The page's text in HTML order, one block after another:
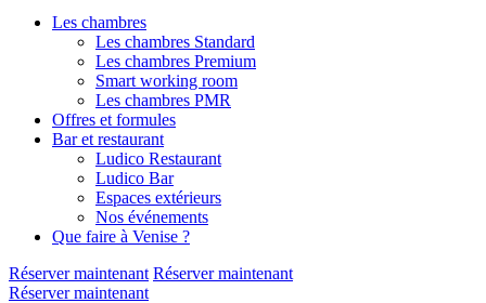
Les chambres
Les chambres Standard
Les chambres Premium
Smart working room
Les chambres PMR
Offres et formules
Bar et restaurant
Ludico Restaurant
Ludico Bar
Espaces extérieurs
Nos événements
Que faire à Venise ?
Réserver maintenant Réserver maintenant
Réserver maintenant